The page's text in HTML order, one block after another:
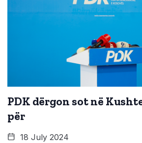
PDK dërgon sot në
për
18 July 2024